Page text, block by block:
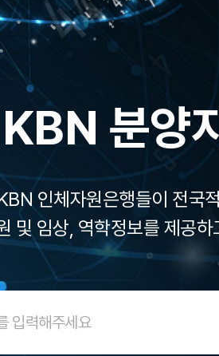
국내 최대
이오뱅크
국내 최대규모로 600,000
병기반 인체자원을수집, 관
KBN 분양
인체자원은행들이 전국
및 임상, 역학정보를 제공